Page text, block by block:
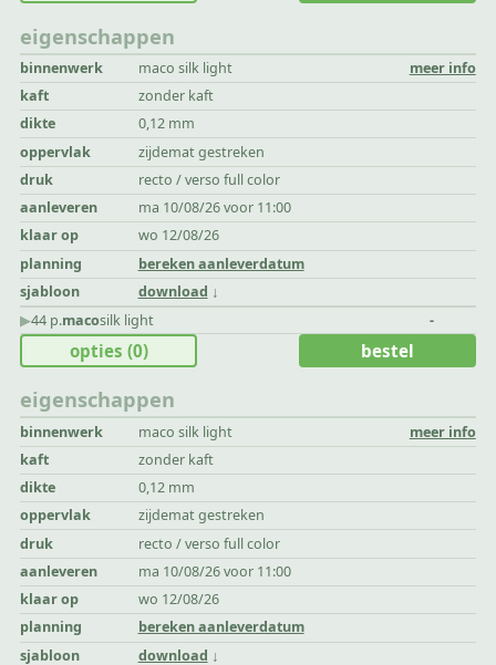
eigenschappen
binnenwerk maco silk light
meer info
kaft
zonder kaft
dikte
0,12 mm
oppervlak
zijdemat gestreken
druk
recto / verso full color
aanleveren
ma 10/08/26 voor 11:00
klaar op
wo 12/08/26
planning
bereken aanleverdatum
sjabloon
download
▶︎44 p.macosilk light -
eigenschappen
binnenwerk maco silk light
meer info
kaft
zonder kaft
dikte
0,12 mm
oppervlak
zijdemat gestreken
druk
recto / verso full color
aanleveren
ma 10/08/26 voor 11:00
klaar op
wo 12/08/26
planning
bereken aanleverdatum
sjabloon
download
opties (0) bestel